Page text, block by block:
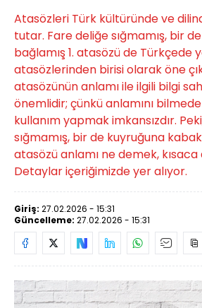
Atasözleri Türk kültüründe ve
tutar. Fare deliğe sığmamış, bir
bağlamış 1. atasözü de Türkçede
atasözlerinden birisi olarak öne
atasözünün anlamı ile ilgili bilgi
önemlidir; çünkü anlamını
kullanım yapmak imkansızdır.
sığmamış, bir de kuyruğuna kabak
atasözü anlamı ne demek, kısaca
Detaylar içeriğimizde yer alıyor.
Giriş: 27.02.2026 - 15:31
Güncelleme: 27.02.2026 - 15:31